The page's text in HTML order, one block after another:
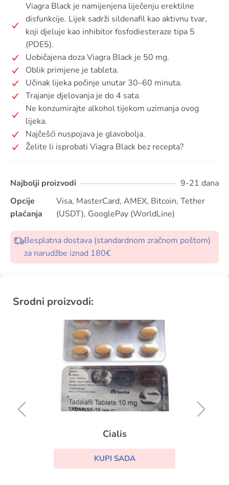
Viagra Black je namijenjena liječenju erektilne
disfunkcije. Lijek sadrži sildenafil kao aktivnu tvar,
koji djeluje kao inhibitor fosfodiesteraze tipa 5
(PDE5).
Uobičajena doza Viagra Black je 50 mg.
Oblik primjene je tableta.
Učinak lijeka počinje unutar 30–60 minuta.
Trajanje djelovanja je do 4 sata.
Ne konzumirajte alkohol tijekom uzimanja ovog
lijeka.
Najčešći nuspojava je glavobolja.
Želite li isprobati Viagra Black bez recepta?
Najbolji proizvodi
9-21 dana
Opcije
plaćanja
Visa, MasterCard, AMEX, Bitcoin, Tether
(USDT), GooglePay (WorldLine)
Besplatna dostava (standardnom zračnom poštom)
za narudžbe iznad 180€
Srodni proizvodi:
Cialis
KUPI SADA